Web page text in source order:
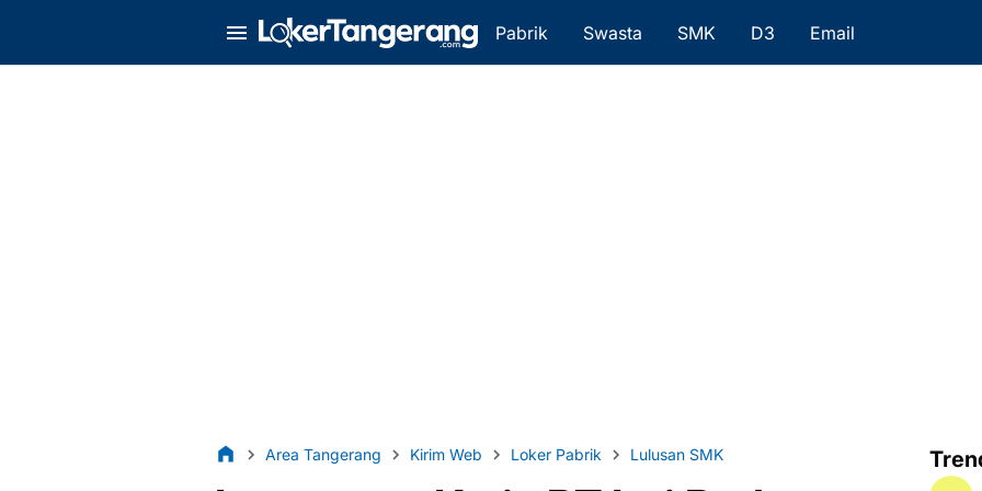
Pabrik Swasta SMK D3 Email
Area Tangerang Kirim Web Loker Pabrik Lulusan SMK